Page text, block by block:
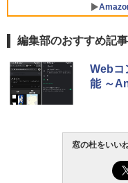
￥
ン
週
な
編集部のおすすめ記事
Webコ
能 ～
窓の杜をいい